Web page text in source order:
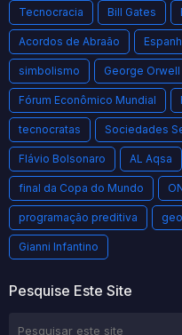
Tecnocracia Bill Gates
Acordos de Abraão
simbolismo George Orwell
Fórum Econômico Mundial
tecnocratas Sociedades
Flávio Bolsonaro AL Aqsa
final da Copa do Mundo
programação preditiva
Gianni Infantino
Pesquise Este Site